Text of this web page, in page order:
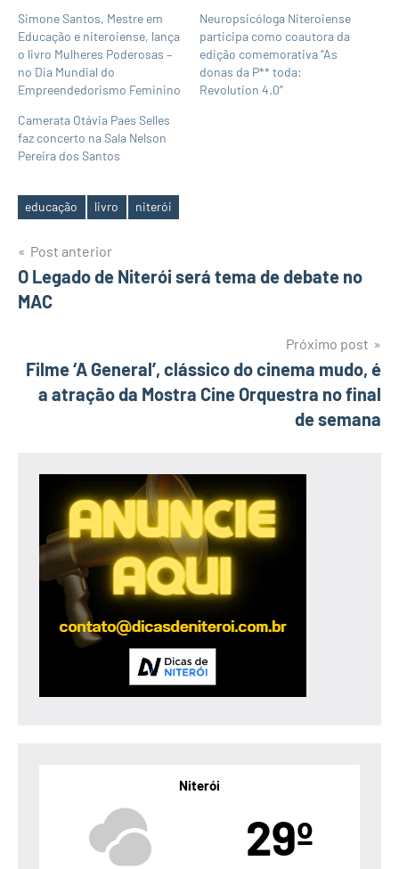
Simone Santos, Mestre em
Educação e niteroiense, lança
o livro Mulheres Poderosas –
no Dia Mundial do
Empreendedorismo Feminino
Neuropsicóloga Niteroiense
participa como coautora da
edição comemorativa “As
donas da P** toda:
Revolution 4.0”
Camerata Otávia Paes Selles
faz concerto na Sala Nelson
Pereira dos Santos
Tags
educação livro niterói
Navegação
de
Post anterior
O Legado de Niterói será tema de debate no
MAC
Próximo post
Filme ‘A General’, clássico do cinema mudo, é
a atração da Mostra Cine Orquestra no final
de semana
Niterói
29º